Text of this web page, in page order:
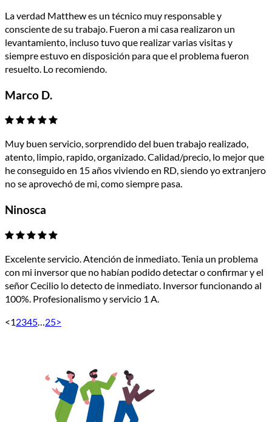
La verdad Matthew es un técnico muy responsable y
consciente de su trabajo. Fueron a mi casa realizaron un
levantamiento, incluso tuvo que realizar varias visitas y
siempre estuvo en disposición para que el problema fueron
resuelto. Lo recomiendo.
Marco D.
Muy buen servicio, sorprendido del buen trabajo realizado,
atento, limpio, rapido, organizado. Calidad/precio, lo mejor que
he conseguido en 15 años viviendo en RD, siendo yo extranjero
no se aprovechó de mi, como siempre pasa.
Ninosca
Excelente servicio. Atención de inmediato. Tenia un problema
con mi inversor que no habían podido detectar o confirmar y el
señor Cecilio lo detecto de inmediato. Inversor funcionando al
100%. Profesionalismo y servicio 1 A.
<12345 25>